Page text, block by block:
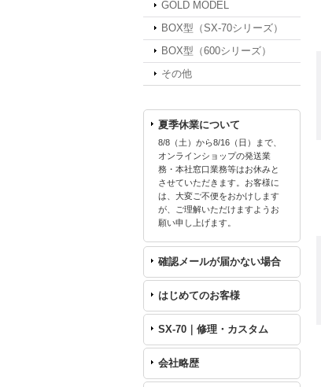
GOLD MODEL
BOX型（SX-70シリーズ）
BOX型（600シリーズ）
その他
夏季休業について
8/8（土）から8/16（日）まで、
オンラインショップの発送業
務・本社窓口業務等はお休みと
させていただきます。お客様に
は、大変ご不便をおかけします
が、ご理解いただけますようお
願い申し上げます。
確認メールが届かない場合
はじめてのお客様
SX-70｜修理・カスタム
会社略歴